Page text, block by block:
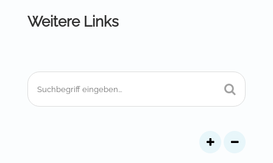
Weitere Links